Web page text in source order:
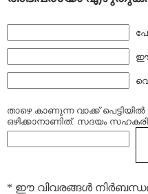
താഴെ കാണുന്ന വാക്ക്
ഒഴിക്കാനാണിത്. സദയം
* ഈ വിവരങ്ങള്‍